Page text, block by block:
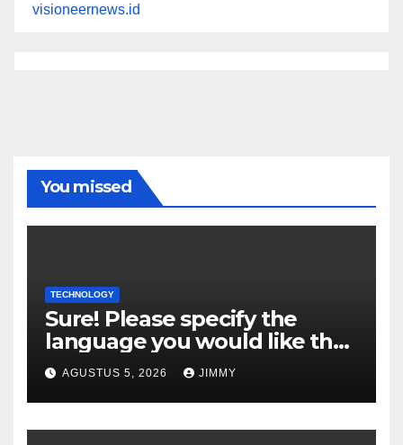
visioneernews.id
You missed
TECHNOLOGY
Sure! Please specify the
language you would like the
title to be in.
AGUSTUS 5, 2026 JIMMY